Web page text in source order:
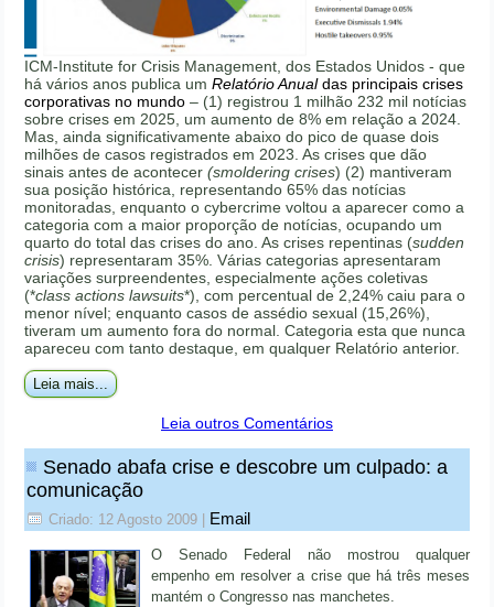
ICM-Institute for Crisis Management, dos Estados Unidos - que
há vários anos publica umRelatório Anualdas principais crises
corporativas no mundo – (1) registrou 1 milhão 232 mil notícias
sobre crises em 2025, um aumento de 8% em relação a 2024.
Mas, ainda significativamente abaixo do pico de quase dois
milhões de casos registrados em 2023. As crises que dão
sinais antes de acontecer(smoldering crises) (2) mantiveram
sua posição histórica, representando 65% das notícias
monitoradas, enquanto o cybercrime voltou a aparecer como a
categoria com a maior proporção de notícias, ocupando um
quarto do total das crises do ano. As crises repentinas (sudden
crisis) representaram 35%. Várias categorias apresentaram
variações surpreendentes, especialmente ações coletivas
(*class actions lawsuits*), com percentual de 2,24% caiu para o
menor nível; enquanto casos de assédio sexual (15,26%),
tiveram um aumento fora do normal. Categoria esta que nunca
apareceu com tanto destaque, em qualquer Relatório anterior.
Leia mais...
Leia outros Comentários
Senado abafa crise e descobre um culpado: a
comunicação
Criado: 12 Agosto 2009 Email
O Senado Federal não mostrou qualquer
empenho em resolver a crise que há três meses
mantém o Congresso nas manchetes.